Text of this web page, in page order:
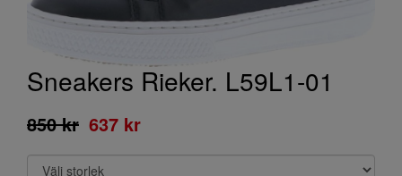
Sneakers Rieker. L59L1-01
850 kr 637 kr